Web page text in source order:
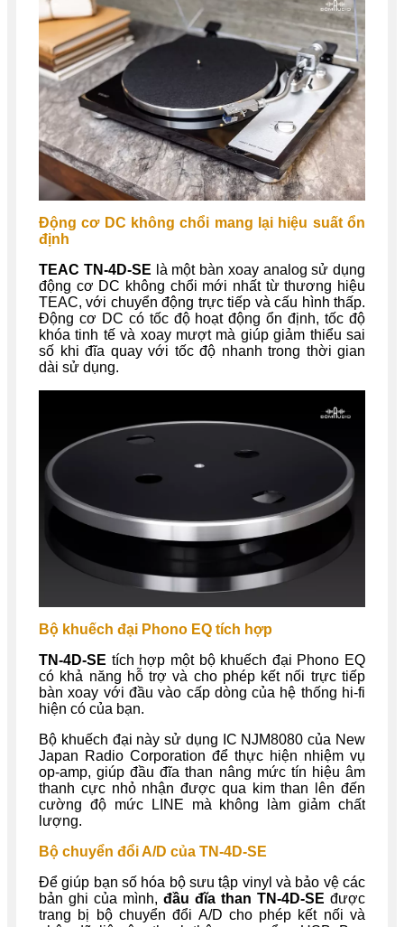
Động cơ DC không chổi mang lại hiệu suất ổn
định
TEAC TN-4D-SE là một bàn xoay analog sử dụng
động cơ DC không chổi mới nhất từ thương hiệu
TEAC, với chuyển động trực tiếp và cấu hình thấp.
Động cơ DC có tốc độ hoạt động ổn định, tốc độ
khóa tinh tế và xoay mượt mà giúp giảm thiểu sai
số khi đĩa quay với tốc độ nhanh trong thời gian
dài sử dụng.
Bộ khuếch đại Phono EQ tích hợp
TN-4D-SE tích hợp một bộ khuếch đại Phono EQ
có khả năng hỗ trợ và cho phép kết nối trực tiếp
bàn xoay với đầu vào cấp dòng của hệ thống hi-fi
hiện có của bạn.
Bộ khuếch đại này sử dụng IC NJM8080 của New
Japan Radio Corporation để thực hiện nhiệm vụ
op-amp, giúp đầu đĩa than nâng mức tín hiệu âm
thanh cực nhỏ nhận được qua kim than lên đến
cường độ mức LINE mà không làm giảm chất
lượng.
Bộ chuyển đổi A/D của TN-4D-SE
Để giúp bạn số hóa bộ sưu tập vinyl và bảo vệ các
bản ghi của mình, đầu đĩa than TN-4D-SE được
trang bị bộ chuyển đổi A/D cho phép kết nối và